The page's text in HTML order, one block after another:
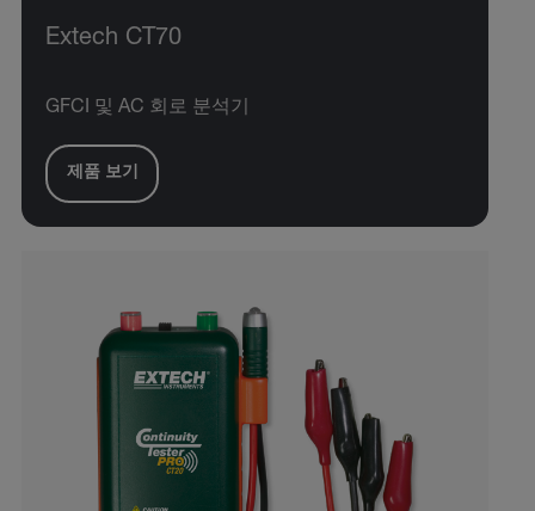
Extech CT70
GFCI 및 AC 회로 분석기
제품 보기